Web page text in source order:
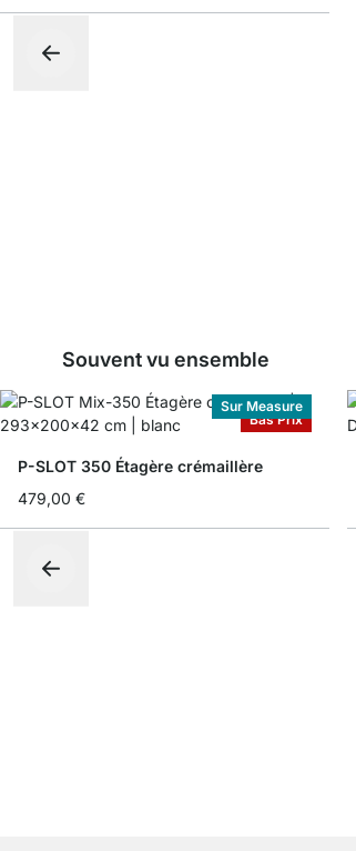
Souvent vu ensemble
Bas Prix
Sur Measure
P-SLOT 350 Étagère crémaillère
479,00 €